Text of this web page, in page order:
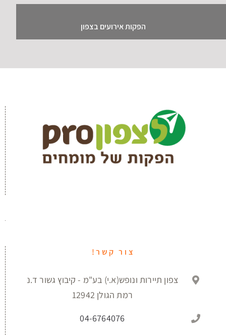
הפקות אירועים בצפון
צור קשר!
צפון תיירות ונופש(א.י) בע"מ - קיבוץ גשור ד.נ
רמת הגולן 12942
04-6764076